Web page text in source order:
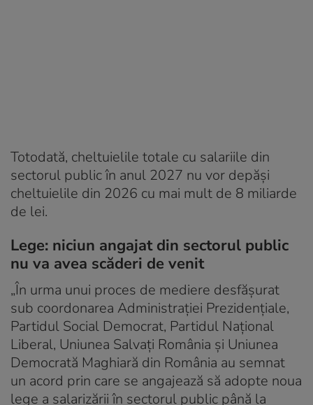
Totodată, cheltuielile totale cu salariile din
sectorul public în anul 2027 nu vor depăși
cheltuielile din 2026 cu mai mult de 8 miliarde
de lei.
Lege: niciun angajat din sectorul public
nu va avea scăderi de venit
„În urma unui proces de mediere desfășurat
sub coordonarea Administrației Prezidențiale,
Partidul Social Democrat, Partidul Național
Liberal, Uniunea Salvați România și Uniunea
Democrată Maghiară din România au semnat
un acord prin care se angajează să adopte noua
lege a salarizării în sectorul public până la